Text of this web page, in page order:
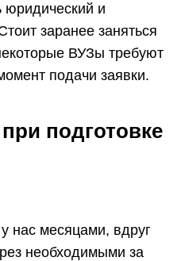
юридический и
заранее заняться
ВУЗы требуют
подачи заявки.
подготовке
нас месяцами, вдруг
необходимыми за